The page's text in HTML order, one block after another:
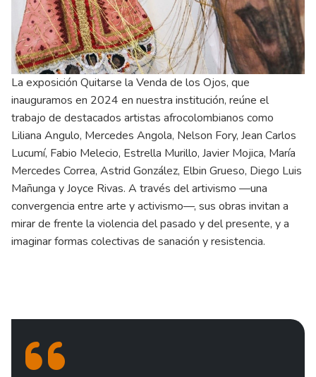
La exposición Quitarse la Venda de los Ojos, que
inauguramos en 2024 en nuestra institución, reúne el
trabajo de destacados artistas afrocolombianos como
Liliana Angulo, Mercedes Angola, Nelson Fory, Jean Carlos
Lucumí, Fabio Melecio, Estrella Murillo, Javier Mojica, María
Mercedes Correa, Astrid González, Elbin Grueso, Diego Luis
Mañunga y Joyce Rivas. A través del artivismo —una
convergencia entre arte y activismo—, sus obras invitan a
mirar de frente la violencia del pasado y del presente, y a
imaginar formas colectivas de sanación y resistencia.